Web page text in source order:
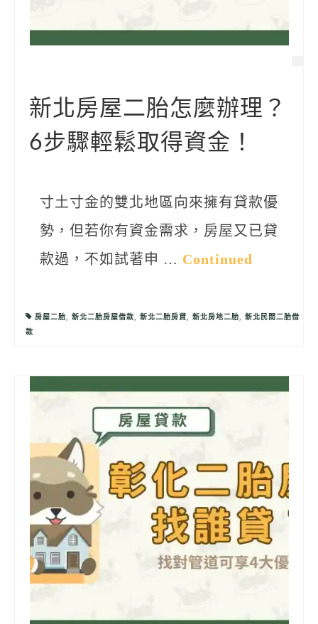
新北房屋二胎怎麼辦理？
6步驟輕鬆取得資金！
寸土寸金的雙北地區向來擁有貸款優
勢，但若你有資金需求，房屋又已貸
款過，不如試著申 … Continued
房屋二胎, 新北二胎房屋借款, 新北二胎房貸, 新北房地二胎, 新北民間二胎借
款